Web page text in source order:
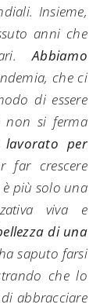
Insieme,
anni che
Abbiamo
che ci
di essere
non si ferma
lavorato per
far crescere
più solo una
viva e
di una
saputo farsi
che lo
abbracciare